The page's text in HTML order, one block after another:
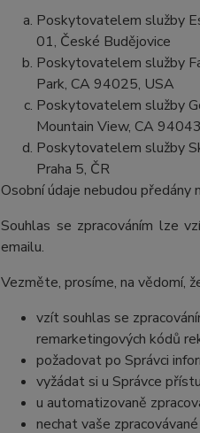
Poskytovatelem služby
01, České Budějovice
Poskytovatelem služby
Park, CA 94025, USA
Poskytovatelem služby
Mountain View, CA
Poskytovatelem služby
Praha 5, ČR
Osobní údaje nebudou předány
Souhlas se zpracováním lze
emailu.
Vezměte, prosíme, na vědomí,
vzít souhlas se
remarketingových kódů
požadovat po Správci
vyžádat si u Správce
u automatizovaně
nechat vaše